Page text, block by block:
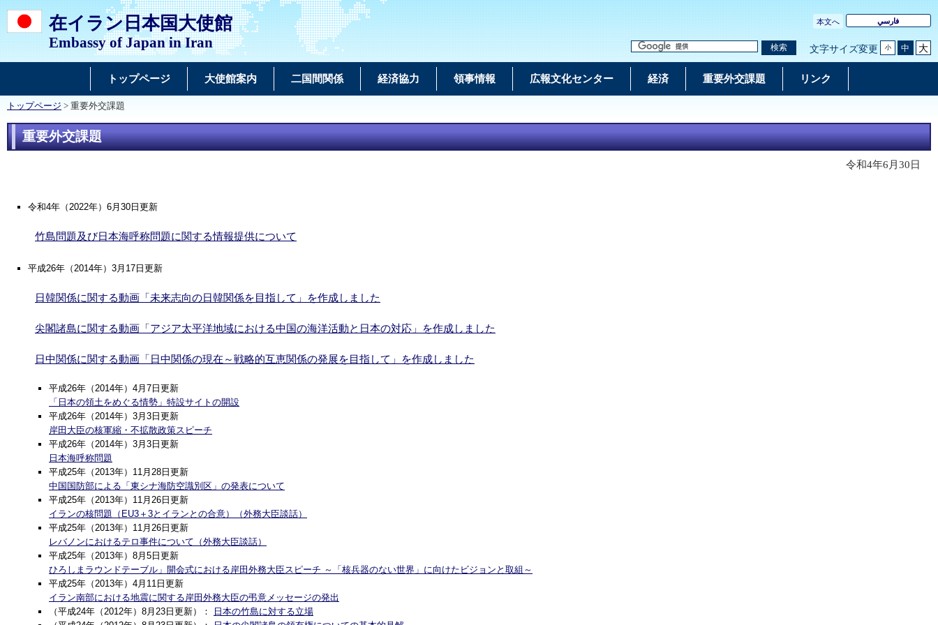
在イラン日本国大使館
Embassy of Japan in Iran
本文へ فارسي
検索 文字サイズ変更 小 中 大
トップページ 大使館案内 二国間関係 経済協力 領事情報 広報文化センター 経済 重要外交課題 リンク
トップページ > 重要外交課題
重要外交課題
令和4年6月30日
令和4年（2022年）6月30日更新
竹島問題及び日本海呼称問題に関する情報提供について
平成26年（2014年）3月17日更新
日韓関係に関する動画「未来志向の日韓関係を目指して」を作成しました
尖閣諸島に関する動画「アジア太平洋地域における中国の海洋活動と日本の対応」を作成しました
日中関係に関する動画「日中関係の現在～戦略的互恵関係の発展を目指して」を作成しました
平成26年（2014年）4月7日更新
「日本の領土をめぐる情勢」特設サイトの開設
平成26年（2014年）3月3日更新
岸田大臣の核軍縮・不拡散政策スピーチ
平成26年（2014年）3月3日更新
日本海呼称問題
平成25年（2013年）11月28日更新
中国国防部による「東シナ海防空識別区」の発表について
平成25年（2013年）11月26日更新
イランの核問題（EU3＋3とイランとの合意）（外務大臣談話）
平成25年（2013年）11月26日更新
レバノンにおけるテロ事件について（外務大臣談話）
平成25年（2013年）8月5日更新
ひろしまラウンドテーブル」開会式における岸田外務大臣スピーチ ～「核兵器のない世界」に向けたビジョンと取組～
平成25年（2013年）4月11日更新
イラン南部における地震に関する岸田外務大臣の弔意メッセージの発出
（平成24年（2012年）8月23日更新）：
日本の竹島に対する立場